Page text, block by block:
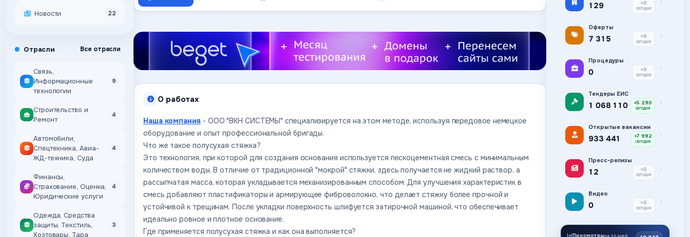
Новости 22
Отрасли Все отрасли
Связь,
Информационные
технологии
9
Строительство и
Ремонт
4
Автомобили,
Спецтехника, Авиа-
ЖД-техника, Суда
4
Финансы,
Страхование, Оценка,
Юридические услуги
4
Одежда, Средства
защиты, Текстиль,
Хозтовары, Тара
3
О работах
Наша компания - ООО "ВКН СИСТЕМЫ" специализируется на этом методе, используя передовое немецкое
оборудование и опыт профессиональной бригады.
Что же такое полусухая стяжка?
Это технология, при которой для создания основания используется пескоцементная смесь с минимальным
количеством воды. В отличие от традиционной "мокрой" стяжки, здесь получается не жидкий раствор, а
рассыпчатая масса, которая укладывается механизированным способом. Для улучшения характеристик в
смесь добавляют пластификаторы и армирующее фиброволокно, что делает стяжку более прочной и
устойчивой к трещинам. После укладки поверхность шлифуется затирочной машиной, что обеспечивает
идеально ровное и плотное основание.
Где применяется полусухая стяжка и как она выполняется?
129 +0
СЕГОДНЯ
Оферты
7 315 +0
СЕГОДНЯ
Процедуры
0 +0
СЕГОДНЯ
Тендеры ЕИС
1 068 110 +5 290
СЕГОДНЯ
Открытые вакансии
933 441 +7 992
СЕГОДНЯ
Пресс-релизы
12 +0
СЕГОДНЯ
Видео
0 +0
СЕГОДНЯ
Просмотрыза 30 дней